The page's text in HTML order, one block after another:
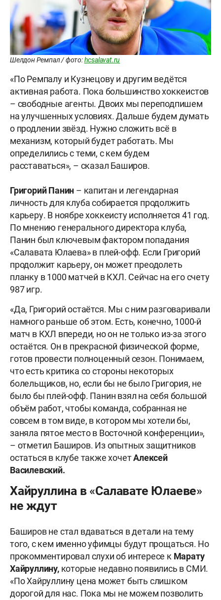
Шелдон Ремпал / фото:hcsalavat.ru
«По Ремпалу и Кузнецову и другим ведётся
активная работа. Пока большинство хоккеистов
– свободные агенты. Двоих мы переподпишем
на улучшенных условиях. Дальше будем думать
о продлении звёзд. Нужно сложить всё в
механизм, который будет работать. Мы
определились с теми, с кем будем
расставаться», – сказал Баширов.
Григорий Панин – капитан и легендарная
личность для клуба собирается продолжить
карьеру. В ноябре хоккеисту исполняется 41 год.
По мнению генерального директора клуба,
Панин был ключевым фактором попадания
«Салавата Юлаева» в плей-офф. Если Григорий
продолжит карьеру, он может преодолеть
планку в 1000 матчей в КХЛ. Сейчас на его счету
987 игр.
«Да, Григорий остаётся. Мы с ним разговаривали
намного раньше об этом. Есть, конечно, 1000-й
матч в КХЛ впереди, но он не только из-за этого
остаётся. Он в прекрасной физической форме,
готов провести полноценный сезон. Понимаем,
что есть критика со стороны некоторых
болельщиков, но, если бы не было Григория, не
было бы плей-офф. Панин взял на себя большой
объём работ, чтобы команда, собранная не
совсем в том виде, в котором мы хотели бы,
заняла пятое место в Восточной конференции»,
– отметил Баширов. Из опытных защитников
остаться в клубе также хочетАлексей
Василевский.
Хайруллина в «Салавате Юлаеве»
не ждут
Баширов не стал вдаваться в детали на тему
того, с кем именно уфимцы будут прощаться. Но
прокомментировал слухи об интересе к Марату
Хайруллину, которые недавно появились в СМИ.
«По Хайруллину цена может быть слишком
дорогой для нас. Пока мы не можем позволить